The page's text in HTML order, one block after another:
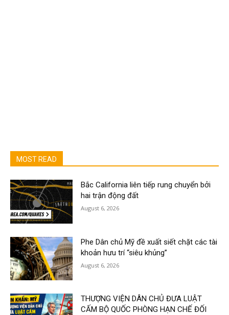
MOST READ
Bắc California liên tiếp rung chuyển bởi
hai trận động đất
August 6, 2026
Phe Dân chủ Mỹ đề xuất siết chặt các tài
khoản hưu trí “siêu khủng”
August 6, 2026
THƯỢNG VIỆN DÂN CHỦ ĐƯA LUẬT
CẤM BỘ QUỐC PHÒNG HẠN CHẾ ĐỐI